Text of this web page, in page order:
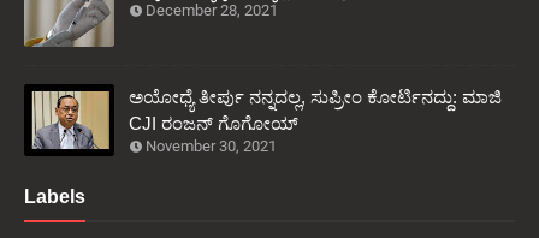
December 28, 2021
ಅಯೋಧ್ಯೆ ತೀರ್ಪು ನನ್ನದಲ್ಲ, ಸುಪ್ರೀಂ ಕೋರ್ಟಿನದ್ದು: ಮಾಜಿ
CJI ರಂಜನ್ ಗೊಗೋಯ್
November 30, 2021
Labels